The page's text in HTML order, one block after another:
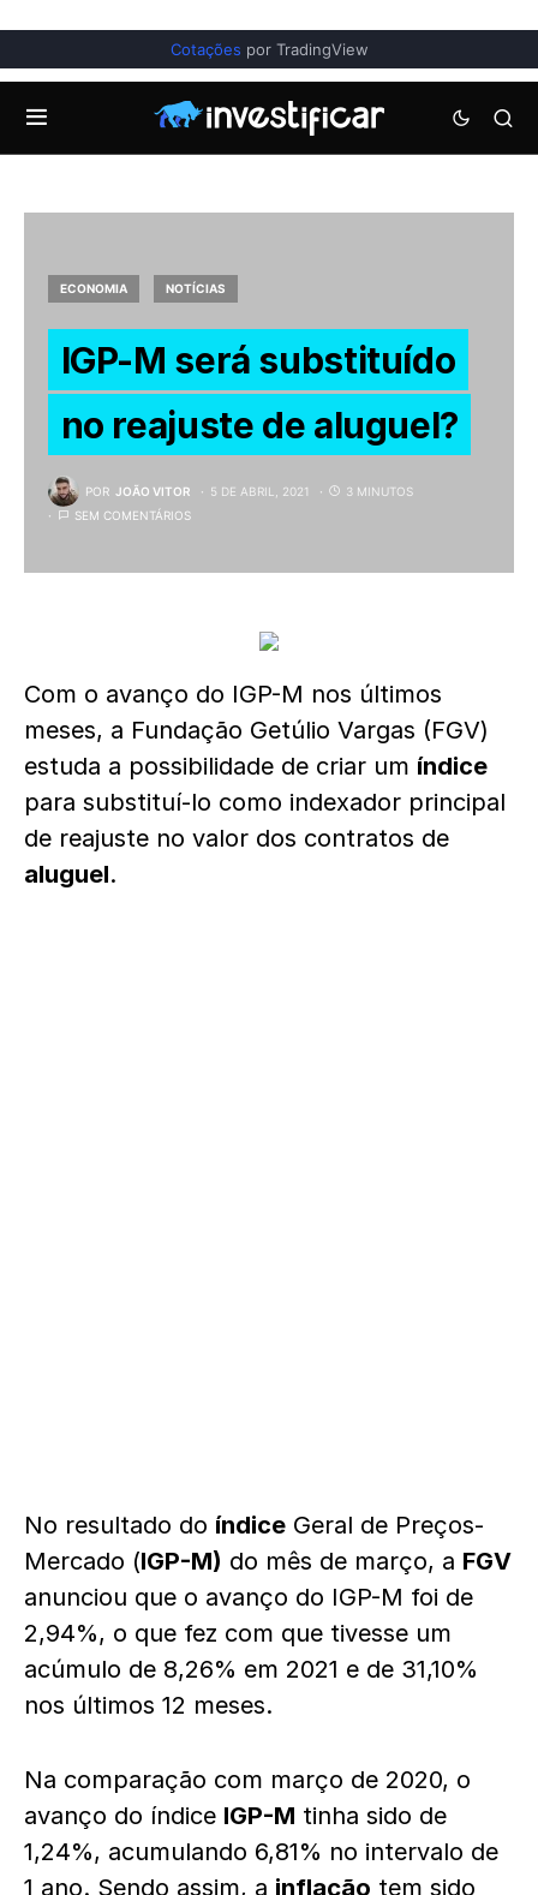
Cotações por TradingView
ECONOMIA NOTÍCIAS
IGP-M será substituído
no reajuste de aluguel?
POR JOÃO VITOR 5 DE ABRIL, 2021
3 MINUTOS
SEM COMENTÁRIOS
Com o avanço do IGP-M nos últimos
meses, a Fundação Getúlio Vargas (FGV)
estuda a possibilidade de criar um índice
para substituí-lo como indexador principal
de reajuste no valor dos contratos de
aluguel.
No resultado do índice Geral de Preços-
Mercado (IGP-M) do mês de março, a FGV
anunciou que o avanço do IGP-M foi de
2,94%, o que fez com que tivesse um
acúmulo de 8,26% em 2021 e de 31,10%
nos últimos 12 meses.
Na comparação com março de 2020, o
avanço do índice IGP-M tinha sido de
1,24%, acumulando 6,81% no intervalo de
1 ano. Sendo assim, a inflação tem sido